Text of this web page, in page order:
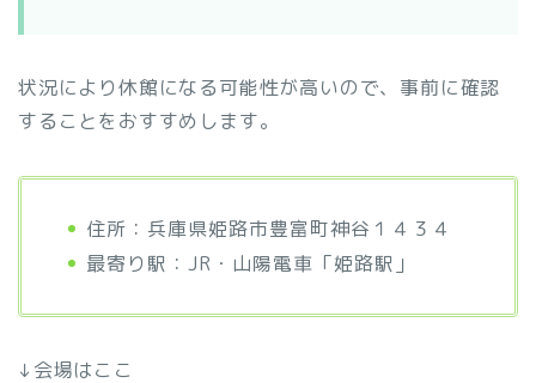
状況により休館になる可能性が高いので、事前に確認
することをおすすめします。
住所：兵庫県姫路市豊富町神谷１４３４
最寄り駅：JR・山陽電車「姫路駅」
↓会場はここ